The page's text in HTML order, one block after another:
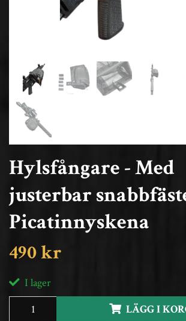
Hylsfångare - Med
justerbar
Picatinnyskena
490 kr
I lager
LÄGG I